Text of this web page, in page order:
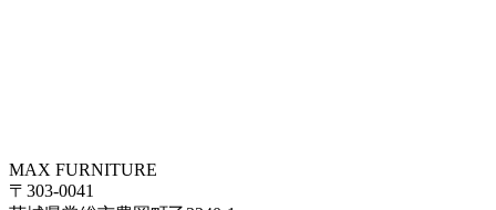
MAX FURNITURE
〒303-0041